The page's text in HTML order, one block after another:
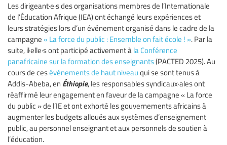
Les dirigeant·e·s des organisations membres de l’Internationale
de l’Éducation Afrique (IEA) ont échangé leurs expériences et
leurs stratégies lors d’un événement organisé dans le cadre de la
campagne « La force du public : Ensemble on fait école ! ». Par la
suite, il·elle·s ont participé activement à la Conférence
panafricaine sur la formation des enseignants(PACTED 2025). Au
cours de cesévénements de haut niveau qui se sont tenus à
Addis-Abeba, en Éthiopie, les responsables syndicaux·ales ont
réaffirmé leur engagement en faveur de la campagne « La force
du public » de l’IE et ont exhorté les gouvernements africains à
augmenter les budgets alloués aux systèmes d’enseignement
public, au personnel enseignant et aux personnels de soutien à
l’éducation.